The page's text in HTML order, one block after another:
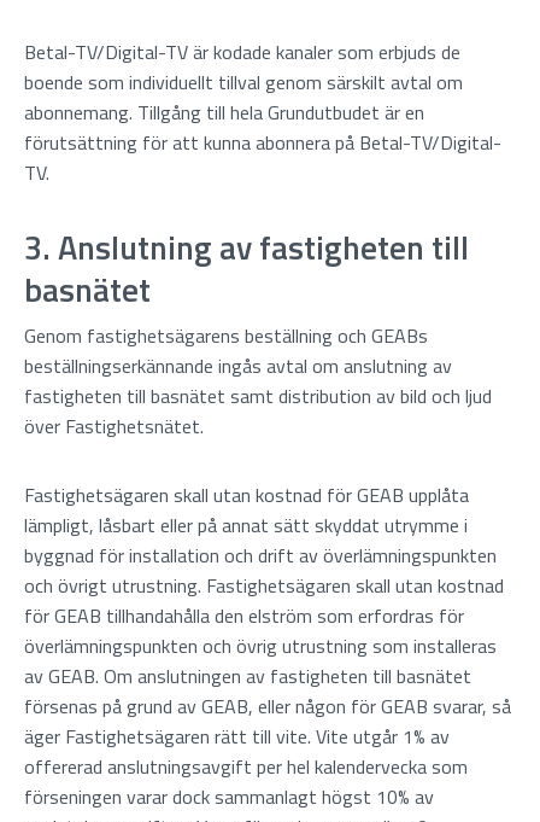
Betal-TV/Digital-TV är kodade kanaler som erbjuds de
boende som individuellt tillval genom särskilt avtal om
abonnemang. Tillgång till hela Grundutbudet är en
förutsättning för att kunna abonnera på Betal-TV/Digital-
TV.
3. Anslutning av fastigheten till
basnätet
Genom fastighetsägarens beställning och GEABs
beställningserkännande ingås avtal om anslutning av
fastigheten till basnätet samt distribution av bild och ljud
över Fastighetsnätet.
Fastighetsägaren skall utan kostnad för GEAB upplåta
lämpligt, låsbart eller på annat sätt skyddat utrymme i
byggnad för installation och drift av överlämningspunkten
och övrigt utrustning. Fastighetsägaren skall utan kostnad
för GEAB tillhandahålla den elström som erfordras för
överlämningspunkten och övrig utrustning som installeras
av GEAB. Om anslutningen av fastigheten till basnätet
försenas på grund av GEAB, eller någon för GEAB svarar, så
äger Fastighetsägaren rätt till vite. Vite utgår 1% av
offererad anslutningsavgift per hel kalendervecka som
förseningen varar dock sammanlagt högst 10% av